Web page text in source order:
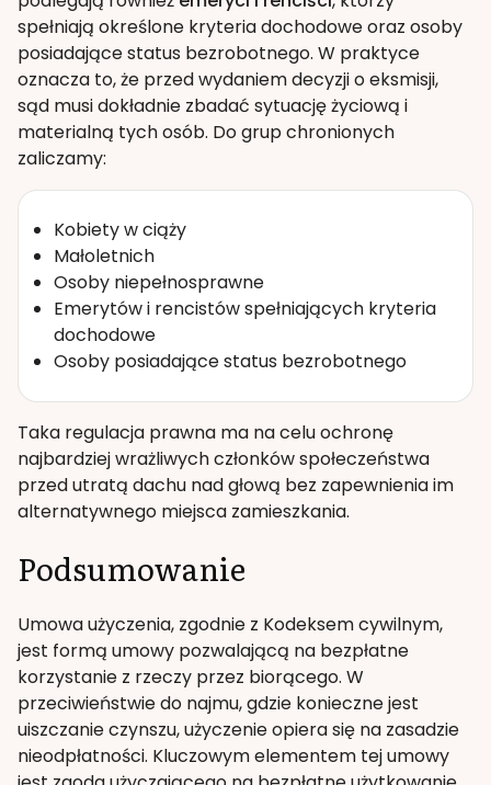
spełniają określone kryteria dochodowe oraz osoby
posiadające status bezrobotnego. W praktyce
oznacza to, że przed wydaniem decyzji o eksmisji,
sąd musi dokładnie zbadać sytuację życiową i
materialną tych osób. Do grup chronionych
zaliczamy:
Kobiety w ciąży
Małoletnich
Osoby niepełnosprawne
Emerytów i rencistów spełniających kryteria
dochodowe
Osoby posiadające status bezrobotnego
Taka regulacja prawna ma na celu ochronę
najbardziej wrażliwych członków społeczeństwa
przed utratą dachu nad głową bez zapewnienia im
alternatywnego miejsca zamieszkania.
Podsumowanie
Umowa użyczenia, zgodnie z Kodeksem cywilnym,
jest formą umowy pozwalającą na bezpłatne
korzystanie z rzeczy przez biorącego. W
przeciwieństwie do najmu, gdzie konieczne jest
uiszczanie czynszu, użyczenie opiera się na zasadzie
nieodpłatności. Kluczowym elementem tej umowy